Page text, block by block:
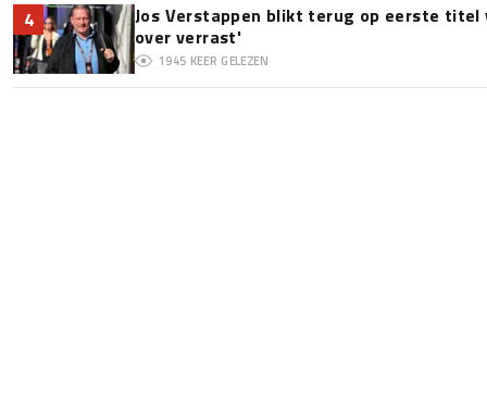
4
Jos Verstappen blikt terug op eerste titel
over verrast'
1945 KEER GELEZEN